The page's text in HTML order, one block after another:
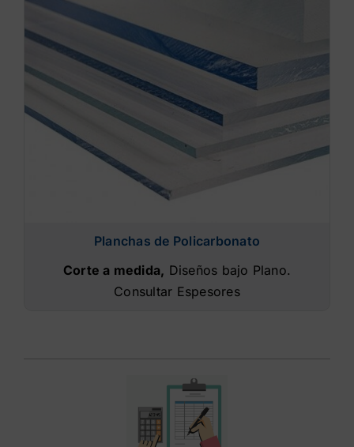
Planchas de Policarbonato
Corte a medida, Diseños bajo Plano.
Consultar Espesores